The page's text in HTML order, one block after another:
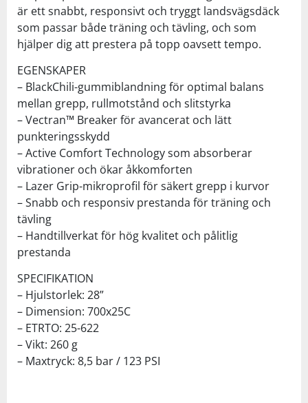
är ett snabbt, responsivt och tryggt landsvägsdäck
som passar både träning och tävling, och som
hjälper dig att prestera på topp oavsett tempo.
EGENSKAPER
– BlackChili-gummiblandning för optimal balans
mellan grepp, rullmotstånd och slitstyrka
– Vectran™ Breaker för avancerat och lätt
punkteringsskydd
– Active Comfort Technology som absorberar
vibrationer och ökar åkkomforten
– Lazer Grip-mikroprofil för säkert grepp i kurvor
– Snabb och responsiv prestanda för träning och
tävling
– Handtillverkat för hög kvalitet och pålitlig
prestanda
SPECIFIKATION
– Hjulstorlek: 28”
– Dimension: 700x25C
– ETRTO: 25-622
– Vikt: 260 g
– Maxtryck: 8,5 bar / 123 PSI